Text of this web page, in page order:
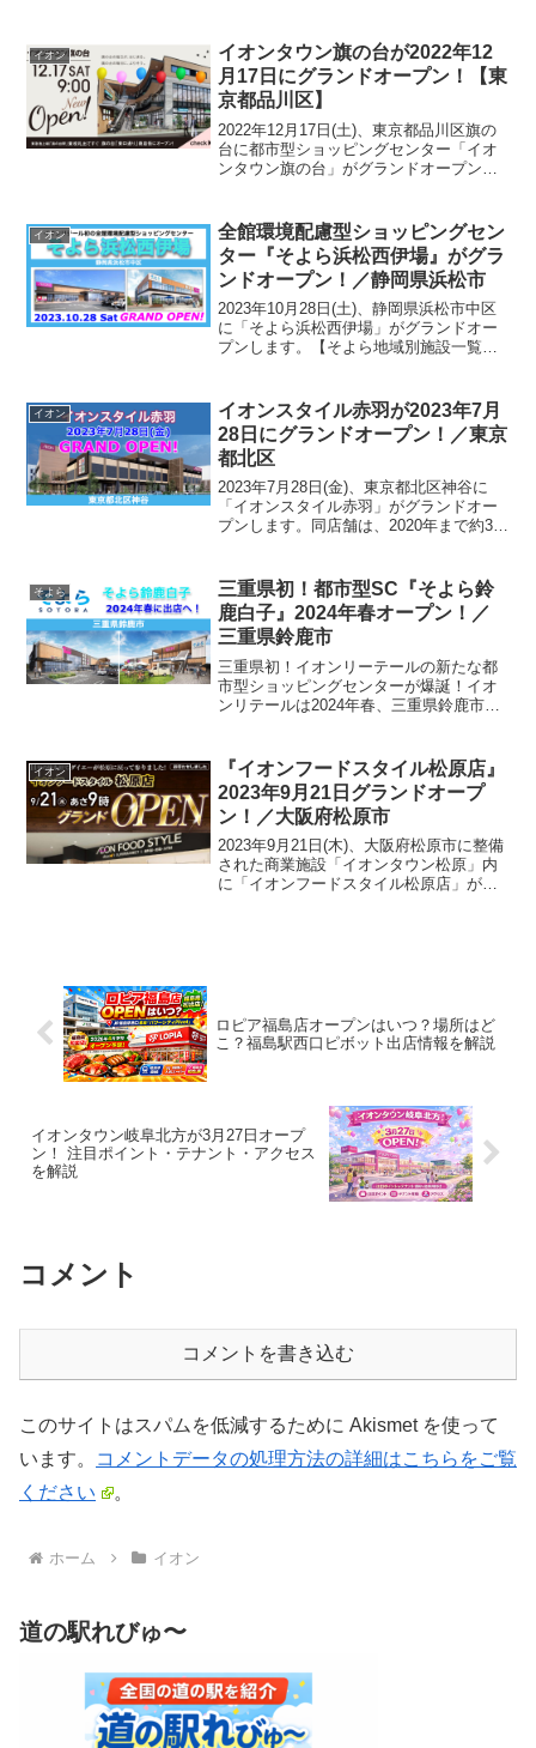
駐車場跡にオープンしましす。これまで
平面駐車場として使用して...
イオン
イオンタウン旗の台が2022年12
月17日にグランドオープン！【東
京都品川区】
2022年12月17日(土)、東京都品川区旗の
台に都市型ショッピングセンター「イオ
ンタウン旗の台」がグランドオープンし
り、東京23区内では初出店となります。
ｼﾞｬs...
イオン
全館環境配慮型ショッピングセン
ター『そよら浜松西伊場』がグラ
ンドオープン！／静岡県浜松市
2023年10月28日(土)、静岡県浜松市中区
に「そよら浜松西伊場」がグランドオー
プンします。【そよら地域別施設一覧】◼️
茅ヶ崎市（詳細記事）そよら湘南茅ヶ崎◼️
中...
イオン
イオンスタイル赤羽が2023年7月
28日にグランドオープン！／東京
都北区
2023年7月28日(金)、東京都北区神谷に
「イオンスタイル赤羽」がグランドオー
プンします。同店舗は、2020年まで約38
えられてオープンします。同店舗が立地
する赤羽エ...
そよら
三重県初！都市型SC『そよら鈴
鹿白子』2024年春オープン！／
三重県鈴鹿市
三重県初！イオンリーテールの新たな都
市型ショッピングセンターが爆誕！イオ
ンリテールは2024年春、三重県鈴鹿市に
「ジャスコ白子店」として開業し、2021
年2月の一時休...
イオン
『イオンフードスタイル松原店』
2023年9月21日グランドオープ
ン！／大阪府松原市
2023年9月21日(木)、大阪府松原市に整備
された商業施設「イオンタウン松原」内
に「イオンフードスタイル松原店」がイ
ロピア福島店オープンはいつ？場所はど
こ？福島駅西口ピボット出店情報を解説
イオンタウン岐阜北方が3月27日オープ
ン！ 注目ポイント・テナント・アクセス
を解説
コメント
コメントを書き込む
このサイトはスパムを低減するために Akismet を使って
います。
コメントデータの処理方法の詳細はこちらをご覧
ください
。
ホーム イオン
道の駅れびゅ〜